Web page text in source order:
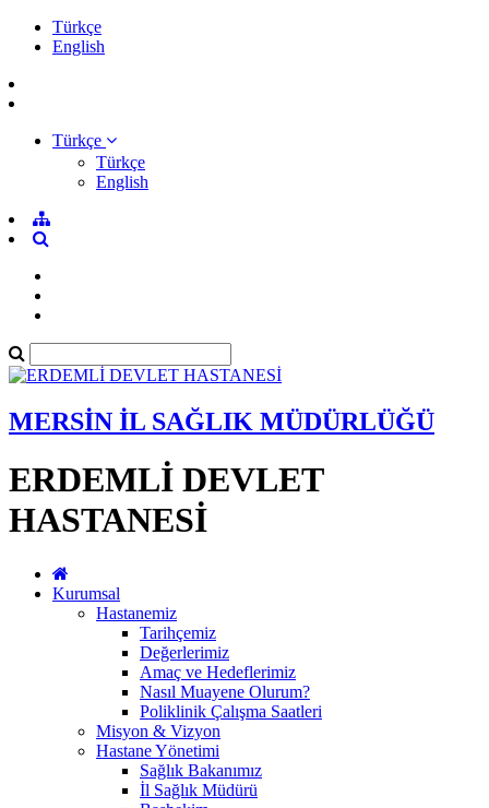
Türkçe
English
Türkçe
Türkçe
English
MERSİN İL SAĞLIK MÜDÜRLÜĞÜ
ERDEMLİ DEVLET
HASTANESİ
Kurumsal
Hastanemiz
Tarihçemiz
Değerlerimiz
Amaç ve Hedeflerimiz
Nasıl Muayene Olurum?
Poliklinik Çalışma Saatleri
Misyon & Vizyon
Hastane Yönetimi
Sağlık Bakanımız
İl Sağlık Müdürü